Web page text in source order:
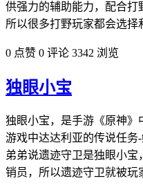
供强力的辅助能力，配合打
所以很多打野玩家都会选择
0 点赞 0 评论 3342 浏览
独眼小宝
独眼小宝，是手游《原神》
游戏中达达利亚的传说任务
弟弟说遗迹守卫是独眼小
销员，所以遗迹守卫就被玩